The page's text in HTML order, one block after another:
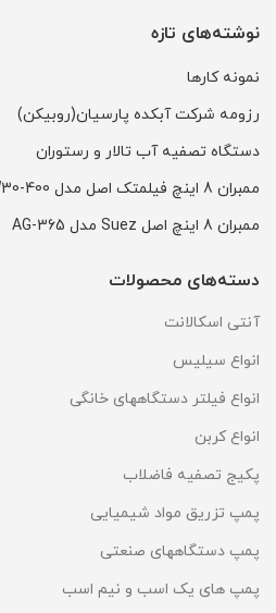
نوشته‌های تازه
نمونه کارها
رزومه شرکت آبکده پارسیان(روبیکن)
دستگاه تصفیه آب تالار و رستوران
ممبران 8 اینچ فیلمتک اصل مدل BW30-400
ممبران 8 اینچ اصل Suez مدل AG-365
دسته‌های محصولات
آنتی اسکالانت
انواع سیلیس
انواع فیلتر دستگاههای خانگی
انواع کربن
پکیج تصفیه فاضلاب
پمپ تزریق مواد شیمیایی
پمپ دستگاههای صنعتی
پمپ های یک اسب و نیم اسب